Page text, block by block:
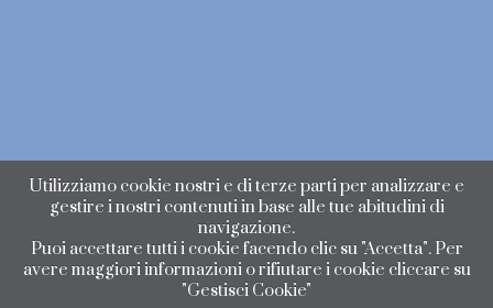
Utilizziamo cookie nostri e di terze parti per analizzare e
gestire i nostri contenuti in base alle tue abitudini di
navigazione.
Puoi accettare tutti i cookie facendo clic su "Accetta". Per
avere maggiori informazioni o rifiutare i cookie cliccare su
"Gestisci Cookie"